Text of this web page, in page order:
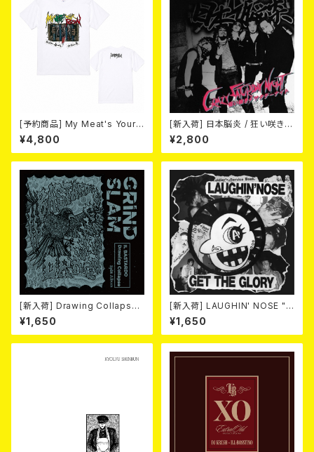
[予約商品] My Meat's Your
Poison -あんたにゃ毒でもオイ
ラにゃ薬- (WHITE) 熊本地震
復興支援T-shirt (XXL & XXX
予定！
¥4,800
[新入荷] 日本脳炎 / 狂い咲きサ
タデーナイト(CD)
¥2,800
[新入荷] Drawing Collaps
e//IL BASTARDO / GRIND S
LAM (CD)
¥1,650
[新入荷] LAUGHIN' NOSE "G
ET THE GLORY" (CD)
¥1,650